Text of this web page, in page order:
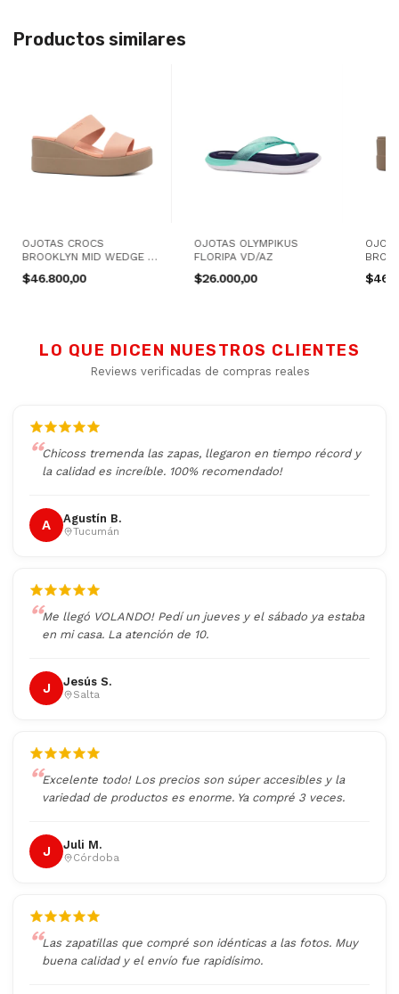
Productos similares
OJOTAS CROCS
BROOKLYN MID WEDGE W
RS
$46.800,00
OJOTAS OLYMPIKUS
FLORIPA VD/AZ
$26.000,00
BEI
LO QUE DICEN NUESTROS CLIENTES
Reviews verificadas de compras reales
Chicoss tremenda las zapas, llegaron en tiempo récord y
la calidad es increíble. 100% recomendado!
A Agustín B.
Tucumán
Me llegó VOLANDO! Pedí un jueves y el sábado ya estaba
en mi casa. La atención de 10.
J Jesús S.
Salta
Excelente todo! Los precios son súper accesibles y la
variedad de productos es enorme. Ya compré 3 veces.
J Juli M.
Córdoba
Las zapatillas que compré son idénticas a las fotos. Muy
buena calidad y el envío fue rapidísimo.